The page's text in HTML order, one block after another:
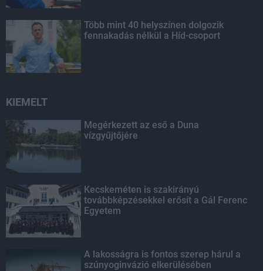
Több mint 40 helyszínen dolgozik
fennakadás nélkül a Híd-csoport
KIEMELT
Megérkezett az eső a Duna
vízgyűjtőjére
Kecskeméten is szakirányú
továbbképzésekkel erősít a Gál Ferenc
Egyetem
A lakosságra is fontos szerep hárul a
szúnyoginvázió elkerülésében